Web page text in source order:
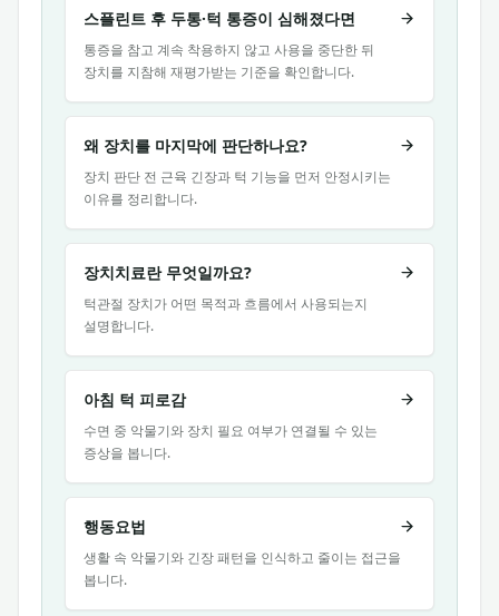
스플린트 후 두통·턱 통증이 심해졌다면
통증을 참고 계속 착용하지 않고 사용을 중단한 뒤
장치를 지참해 재평가받는 기준을 확인합니다.
왜 장치를 마지막에 판단하나요?
장치 판단 전 근육 긴장과 턱 기능을 먼저 안정시키는
이유를 정리합니다.
장치치료란 무엇일까요?
턱관절 장치가 어떤 목적과 흐름에서 사용되는지
설명합니다.
아침 턱 피로감
수면 중 악물기와 장치 필요 여부가 연결될 수 있는
증상을 봅니다.
행동요법
생활 속 악물기와 긴장 패턴을 인식하고 줄이는 접근을
봅니다.